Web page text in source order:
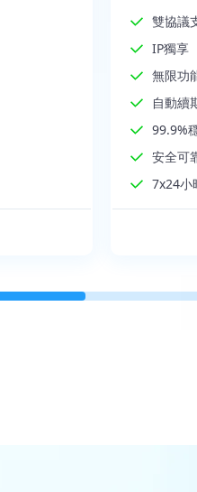
雙協議
IP獨享
無限功
自動續
99.9%
安全可
7x24小